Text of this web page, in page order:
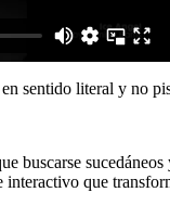
sentido literal y no
buscarse
que